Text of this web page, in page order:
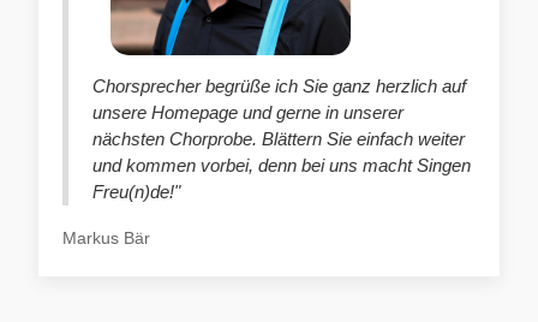
Chorsprecher begrüße ich Sie ganz herzlich auf
unsere Homepage und gerne in unserer
nächsten Chorprobe. Blättern Sie einfach weiter
und kommen vorbei, denn bei uns macht Singen
Freu(n)de!"
Markus Bär